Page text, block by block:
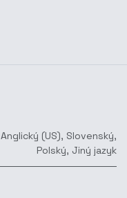
Anglický (US), Slovenský,
Polský, Jiný jazyk